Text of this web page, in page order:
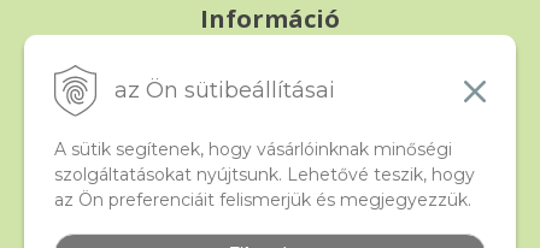
az Ön sütibeállításai
A sütik segítenek, hogy vásárlóinknak minőségi
szolgáltatásokat nyújtsunk. Lehetővé teszik, hogy
az Ön preferenciáit felismerjük és megjegyezzük.
Információ
Panasz, árucsere és visszáru
Beado